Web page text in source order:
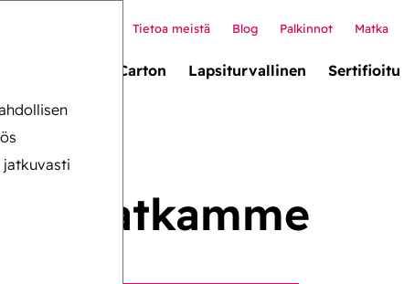
Carton Lapsiturvallinen Sertifioitu
Tietoa meistä Blog Palkinnot Matka
Matkamme